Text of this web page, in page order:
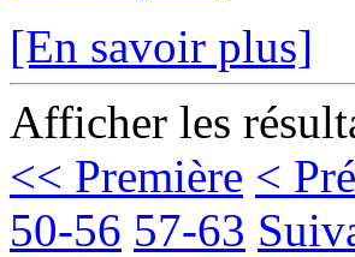
[En savoir plus]
Afficher les
<< Première <
50-56 57-63